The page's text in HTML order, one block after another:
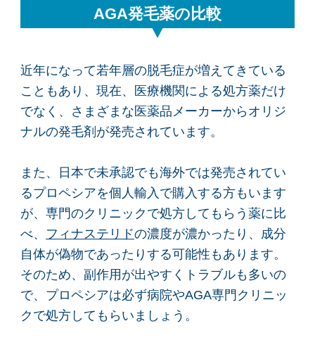
AGA発毛薬の比較
近年になって若年層の脱毛症が増えてきている
こともあり、現在、医療機関による処方薬だけ
でなく、さまざまな医薬品メーカーからオリジ
ナルの発毛剤が発売されています。
また、日本で未承認でも海外では発売されてい
るプロペシアを個人輸入で購入する方もいます
が、専門のクリニックで処方してもらう薬に比
べ、 フィナステリドの濃度が濃かったり、成分
自体が偽物であったりする可能性もあります。
そのため、副作用が出やすくトラブルも多いの
で、プロペシアは必ず病院やAGA専門クリニッ
クで処方してもらいましょう。